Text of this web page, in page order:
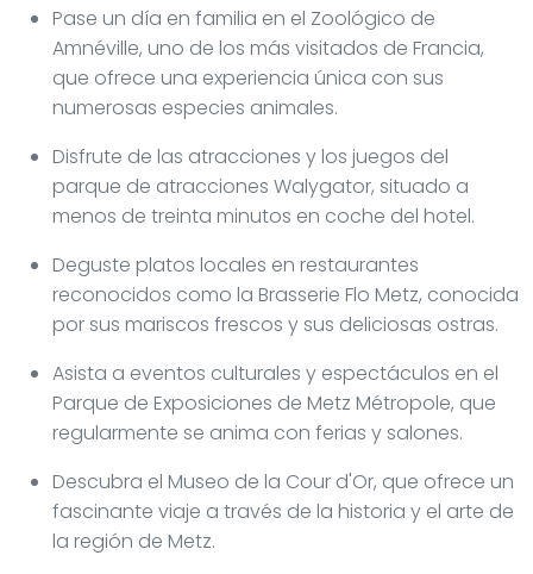
Pase un día en familia en el Zoológico de
Amnéville, uno de los más visitados de Francia,
que ofrece una experiencia única con sus
numerosas especies animales.
Disfrute de las atracciones y los juegos del
parque de atracciones Walygator, situado a
menos de treinta minutos en coche del hotel.
Deguste platos locales en restaurantes
reconocidos como la Brasserie Flo Metz, conocida
por sus mariscos frescos y sus deliciosas ostras.
Asista a eventos culturales y espectáculos en el
Parque de Exposiciones de Metz Métropole, que
regularmente se anima con ferias y salones.
Descubra el Museo de la Cour d'Or, que ofrece un
fascinante viaje a través de la historia y el arte de
la región de Metz.